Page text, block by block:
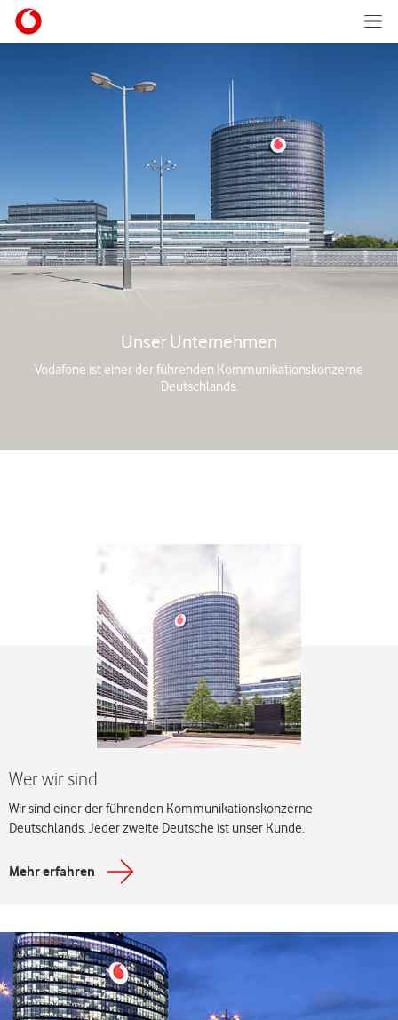
Unser Unternehmen
Vodafone ist einer der führenden Kommunikationskonzerne
Deutschlands.
Wer wir sind
Wir sind einer der führenden Kommunikationskonzerne
Deutschlands. Jeder zweite Deutsche ist unser Kunde.
Mehr erfahren